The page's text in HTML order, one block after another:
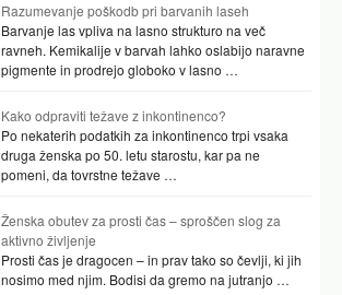
Razumevanje poškodb pri barvanih laseh
Barvanje las vpliva na lasno strukturo na več
ravneh. Kemikalije v barvah lahko oslabijo naravne
pigmente in prodrejo globoko v lasno …
Kako odpraviti težave z inkontinenco?
Po nekaterih podatkih za inkontinenco trpi vsaka
druga ženska po 50. letu starostu, kar pa ne
pomeni, da tovrstne težave …
Ženska obutev za prosti čas – sproščen slog za
aktivno življenje
Prosti čas je dragocen – in prav tako so čevlji, ki jih
nosimo med njim. Bodisi da gremo na jutranjo …